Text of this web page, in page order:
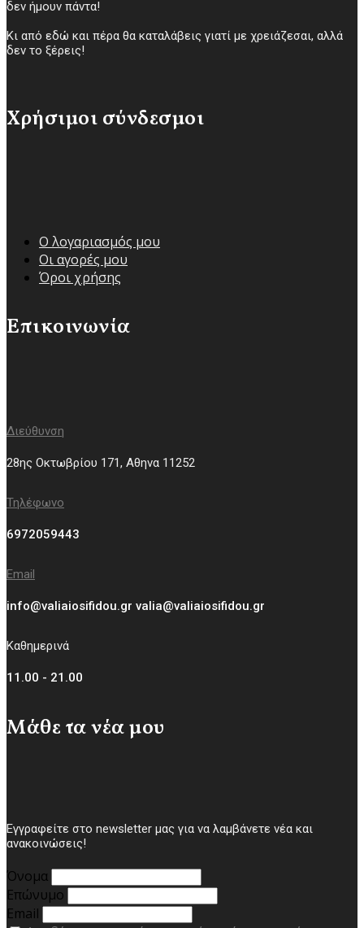
δεν ήμουν πάντα!
Κι από εδώ και πέρα θα καταλάβεις γιατί με χρειάζεσαι, αλλά
δεν το ξέρεις!
Χρήσιμοι σύνδεσμοι
Ο λογαριασμός μου
Οι αγορές μου
Όροι χρήσης
Επικοινωνία
Διεύθυνση
28ης Οκτωβρίου 171, Aθηνα 11252
Τηλέφωνο
6972059443
Email
info@valiaiosifidou.gr valia@valiaiosifidou.gr
Καθημερινά
11.00 - 21.00
Μάθε τα νέα μου
Εγγραφείτε στο newsletter μας για να λαμβάνετε νέα και
ανακοινώσεις!
Όνομα
Επώνυμο
Email